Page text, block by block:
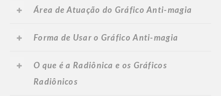
Área de Atuação do Gráfico Anti-magia
Forma de Usar o Gráfico Anti-magia
O que é a Radiônica e os Gráficos
Radiônicos